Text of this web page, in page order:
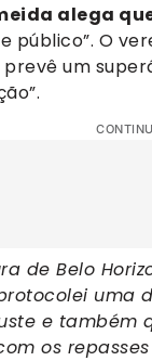
alega
público”. O
um
de Belo
uma
e
os